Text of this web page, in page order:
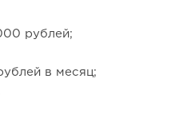
рублей;
в месяц;